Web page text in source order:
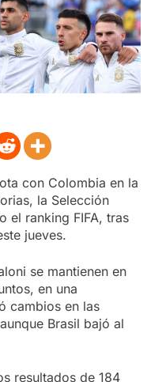
con Colombia en la
la Selección
el ranking FIFA, tras
jueves.
se mantienen en
en una
cambios en las
Brasil bajó al
resultados de 184